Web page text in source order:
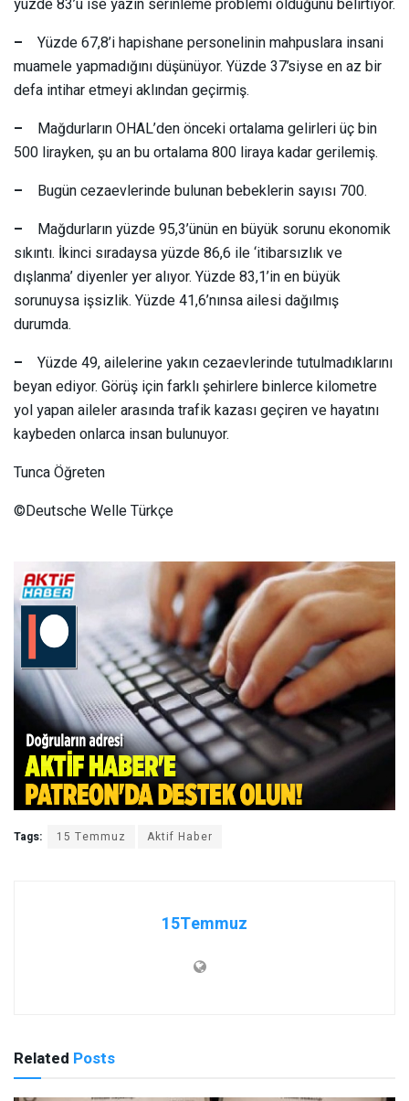
–
Yüzde 67,8’i hapishane personelinin mahpuslara insani
muamele yapmadığını düşünüyor. Yüzde 37’siyse en az bir
defa intihar etmeyi aklından geçirmiş.
– Mağdurların OHAL’den önceki ortalama gelirleri üç bin
500 lirayken, şu an bu ortalama 800 liraya kadar gerilemiş.
– Bugün cezaevlerinde bulunan bebeklerin sayısı 700.
–
Mağdurların yüzde 95,3’ünün en büyük sorunu ekonomik
sıkıntı. İkinci sıradaysa yüzde 86,6 ile ‘itibarsızlık ve
dışlanma’ diyenler yer alıyor. Yüzde 83,1’in en büyük
sorunuysa işsizlik. Yüzde 41,6’nınsa ailesi dağılmış
durumda.
–
Yüzde 49, ailelerine yakın cezaevlerinde tutulmadıklarını
beyan ediyor. Görüş için farklı şehirlere binlerce kilometre
yol yapan aileler arasında trafik kazası geçiren ve hayatını
kaybeden onlarca insan bulunuyor.
Tunca Öğreten
©Deutsche Welle Türkçe
Tags: 15 Temmuz Aktif Haber
15Temmuz
Related Posts